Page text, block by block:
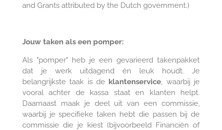
and Grants attributed by the Dutch government.)
Jouw taken als een pomper:
Als "pomper" heb je een gevarieerd takenpakket
dat je werk uitdagend én leuk houdt. Je
belangrijkste taak is de klantenservice, waarbij je
vooral achter de kassa staat en klanten helpt.
Daarnaast maak je deel uit van een commissie,
waarbij je specifieke taken hebt die passen bij de
commissie die je kiest (bijvoorbeeld Financiën of